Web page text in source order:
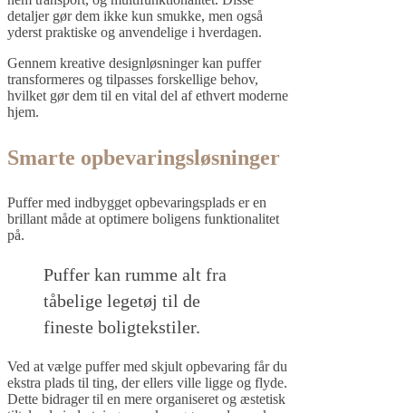
detaljer gør dem ikke kun smukke, men også
yderst praktiske og anvendelige i hverdagen.
Gennem kreative designløsninger kan puffer
transformeres og tilpasses forskellige behov,
hvilket gør dem til en vital del af ethvert moderne
hjem.
Smarte opbevaringsløsninger
Puffer med indbygget opbevaringsplads er en
brillant måde at optimere boligens funktionalitet
på.
Puffer kan rumme alt fra
tåbelige legetøj til de
fineste boligtekstiler.
Ved at vælge puffer med skjult opbevaring får du
ekstra plads til ting, der ellers ville ligge og flyde.
Dette bidrager til en mere organiseret og æstetisk